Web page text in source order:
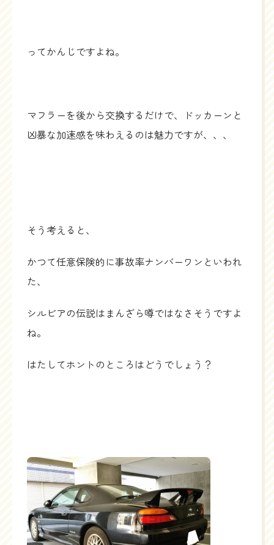
ってかんじですよね。
マフラーを後から交換するだけで、ドッカーンと
凶暴な加速感を味わえるのは魅力ですが、、、
そう考えると、
かつて任意保険的に事故率ナンバーワンといわれ
た、
シルビアの伝説はまんざら噂ではなさそうですよ
ね。
はたしてホントのところはどうでしょう？